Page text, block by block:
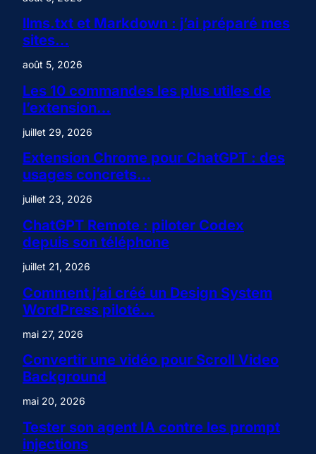
llms.txt et Markdown : j’ai préparé mes
sites…
août 5, 2026
Les 10 commandes les plus utiles de
l’extension…
juillet 29, 2026
Extension Chrome pour ChatGPT : des
usages concrets…
juillet 23, 2026
ChatGPT Remote : piloter Codex
depuis son téléphone
juillet 21, 2026
Comment j’ai créé un Design System
WordPress piloté…
mai 27, 2026
Convertir une vidéo pour Scroll Video
Background
mai 20, 2026
Tester son agent IA contre les prompt
injections